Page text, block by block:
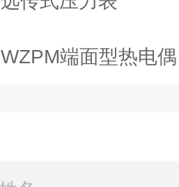
WZPM端面型热电偶